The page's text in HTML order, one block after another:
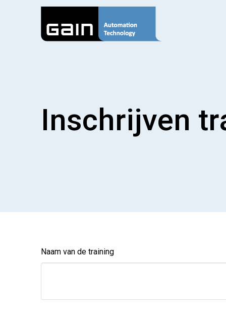
Inschrijven
Naam van de training